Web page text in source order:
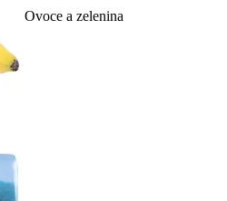
Ovoce a zelenina